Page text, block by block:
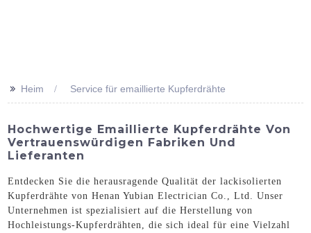
>> Heim Service für emaillierte Kupferdrähte
Hochwertige Emaillierte Kupferdrähte Von
Vertrauenswürdigen Fabriken Und
Lieferanten
Entdecken Sie die herausragende Qualität der lackisolierten
Kupferdrähte von Henan Yubian Electrician Co., Ltd. Unser
Unternehmen ist spezialisiert auf die Herstellung von
Hochleistungs-Kupferdrähten, die sich ideal für eine Vielzahl